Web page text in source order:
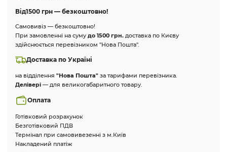
Від1500 грн — безкоштовно!
Самовивіз — безкоштовно!
При замовленні на суму до 1500 грн. доставка по Києву
здійснюється перевізником "Нова Пошта".
Доставка по Україні
на відділення "Нова Пошта" за тарифами перевізника.
Делівері — для великогабаритного товару.
Оплата
Готівковий розрахунок
Безготівковий ПДВ
Термінал при самовивезенні з м.Київ
Накладений платіж